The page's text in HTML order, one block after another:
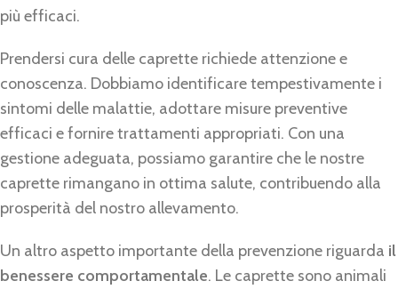
più efficaci.
Prendersi cura delle caprette richiede attenzione e
conoscenza. Dobbiamo identificare tempestivamente i
sintomi delle malattie, adottare misure preventive
efficaci e fornire trattamenti appropriati. Con una
gestione adeguata, possiamo garantire che le nostre
caprette rimangano in ottima salute, contribuendo alla
prosperità del nostro allevamento.
Un altro aspetto importante della prevenzione riguarda il
benessere comportamentale. Le caprette sono animali